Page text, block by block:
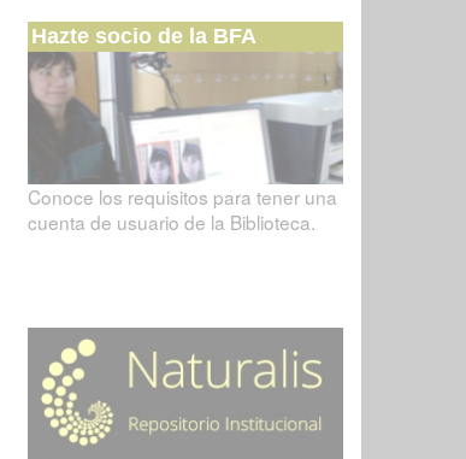
Hazte socio de la BFA
Conoce los requisitos para tener una
cuenta de usuario de la Biblioteca.